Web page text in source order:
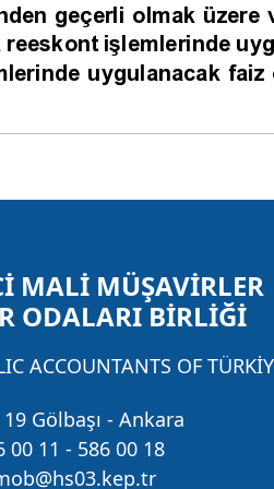
MALİ MÜŞAVİRLER
ODALARI BİRLİĞİ
ACCOUNTANTS OF
Gölbaşı - Ankara
00 11 - 586 00 18